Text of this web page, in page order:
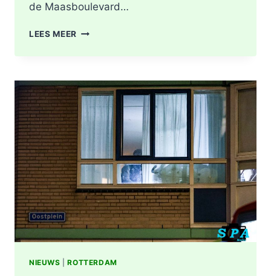
de Maasboulevard…
LEES MEER MEDISCHE
NIEUWS |ROTTERDAM